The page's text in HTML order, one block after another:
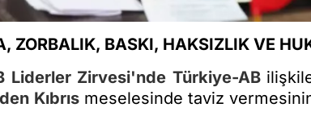
ZORBALIK, BASKI, HAKSIZLIK VE
Liderler Zirvesi'nde Türkiye-AB
Kıbrıs meselesinde taviz